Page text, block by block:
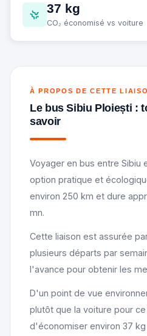
37 kg
CO₂ économisé vs voiture
À PROPOS DE CETTE
Le bus Sibiu Ploiești :
savoir
Voyager en bus entre Sibiu
option pratique et
environ 250 km et dure
mn.
Cette liaison est assurée
plusieurs départs par
l'avance pour obtenir les
D'un point de vue
plutôt que la voiture pour
d'économiser environ 37 kg